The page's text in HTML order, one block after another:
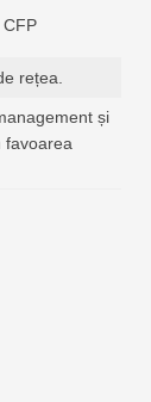
CFP
rețea.
și
favoarea